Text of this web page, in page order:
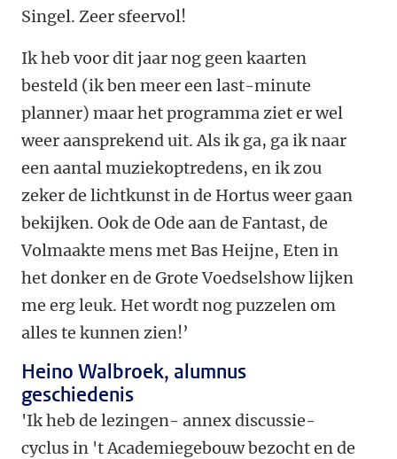
Singel. Zeer sfeervol!
Ik heb voor dit jaar nog geen kaarten
besteld (ik ben meer een last-minute
planner) maar het programma ziet er wel
weer aansprekend uit. Als ik ga, ga ik naar
een aantal muziekoptredens, en ik zou
zeker de lichtkunst in de Hortus weer gaan
bekijken. Ook de Ode aan de Fantast, de
Volmaakte mens met Bas Heijne, Eten in
het donker en de Grote Voedselshow lijken
me erg leuk. Het wordt nog puzzelen om
alles te kunnen zien!’
Heino Walbroek, alumnus
geschiedenis
'Ik heb de lezingen- annex discussie-
cyclus in 't Academiegebouw bezocht en de